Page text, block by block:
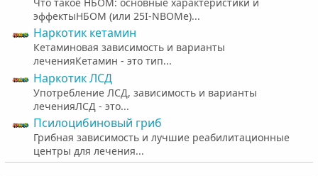
эффектыНБОМ (или 25I-NBOMe)...
Наркотик кетамин
Кетаминовая зависимость и варианты
леченияКетамин - это тип...
Наркотик ЛСД
Употребление ЛСД, зависимость и варианты
леченияЛСД - это...
Псилоцибиновый гриб
Грибная зависимость и лучшие реабилитационные
центры для лечения...